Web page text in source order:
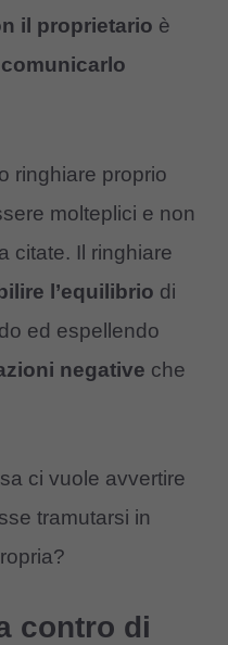
il proprietario è
comunicarlo
ringhiare proprio
molteplici e non
citate. Il ringhiare
l’equilibrio di
ed espellendo
negative che
ci vuole avvertire
tramutarsi in
contro di